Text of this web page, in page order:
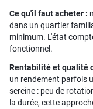
Ce qu'il faut acheter :
dans un quartier
minimum. L'état
fonctionnel.
Rentabilité et qualité
un rendement parfois
sereine : peu de
la durée, cette